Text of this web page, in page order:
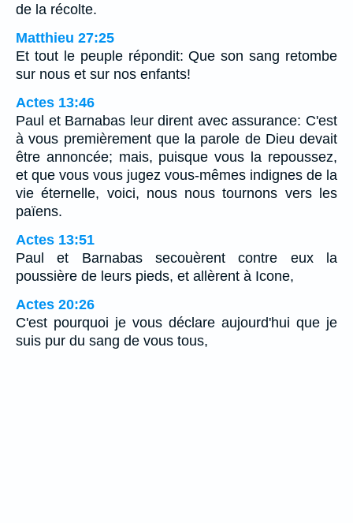
de la récolte.
Matthieu 27:25
Et tout le peuple répondit: Que son sang retombe
sur nous et sur nos enfants!
Actes 13:46
Paul et Barnabas leur dirent avec assurance: C'est
à vous premièrement que la parole de Dieu devait
être annoncée; mais, puisque vous la repoussez,
et que vous vous jugez vous-mêmes indignes de la
vie éternelle, voici, nous nous tournons vers les
païens.
Actes 13:51
Paul et Barnabas secouèrent contre eux la
poussière de leurs pieds, et allèrent à Icone,
Actes 20:26
C'est pourquoi je vous déclare aujourd'hui que je
suis pur du sang de vous tous,